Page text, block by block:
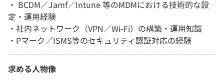
・ BCDM／Jamf／Intune 等のMDMにおける技術的な設
定・運用経験
・社内ネットワーク（VPN／Wi-Fi）の構築・運用知識
・Pマーク／ISMS等のセキュリティ認証対応の経験
求める人物像